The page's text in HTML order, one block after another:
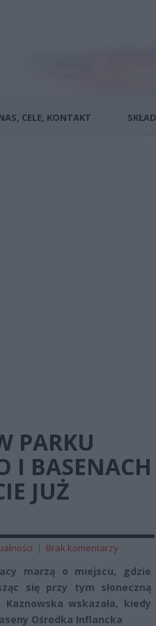
CELE, KONTAKT
PARKU
I BASENACH
JUŻ
| Brak komentarzy
marzą o miejscu, gdzie
się przy tym słoneczną
wskazała, kiedy
Ośrodka Inflancka